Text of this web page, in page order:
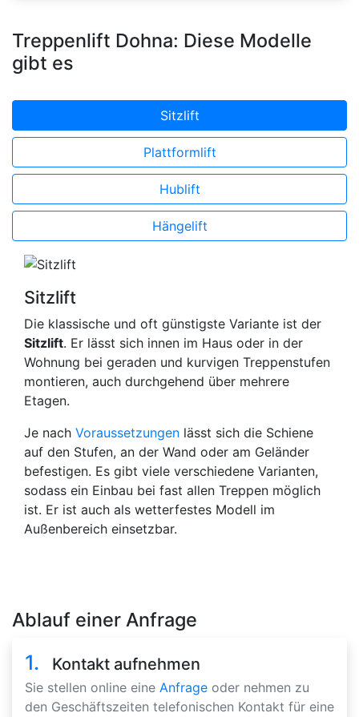
Treppenlift Dohna: Diese Modelle
gibt es
Sitzlift
Plattformlift
Hublift
Hängelift
Sitzlift
Die klassische und oft günstigste Variante ist der
Sitzlift. Er lässt sich innen im Haus oder in der
Wohnung bei geraden und kurvigen Treppenstufen
montieren, auch durchgehend über mehrere
Etagen.
Je nach Voraussetzungen lässt sich die Schiene
auf den Stufen, an der Wand oder am Geländer
befestigen. Es gibt viele verschiedene Varianten,
sodass ein Einbau bei fast allen Treppen möglich
ist. Er ist auch als wetterfestes Modell im
Außenbereich einsetzbar.
Ablauf einer Anfrage
1. Kontakt aufnehmen
Sie stellen online eine Anfrage oder nehmen zu
den Geschäftszeiten telefonischen Kontakt für eine